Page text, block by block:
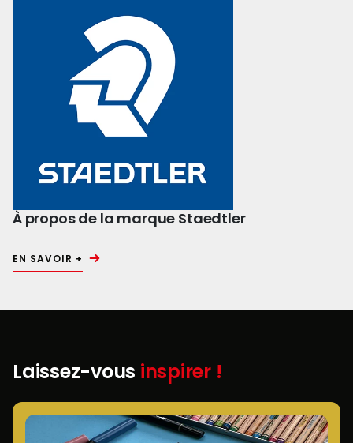
À propos de la marque Staedtler
EN SAVOIR +
Laissez-vous inspirer !